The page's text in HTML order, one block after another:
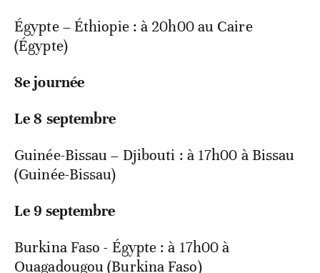
Égypte – Éthiopie : à 20h00 au Caire
(Égypte)
8e journée
Le 8 septembre
Guinée-Bissau – Djibouti : à 17h00 à Bissau
(Guinée-Bissau)
Le 9 septembre
Burkina Faso - Égypte : à 17h00 à
Ouagadougou (Burkina Faso)